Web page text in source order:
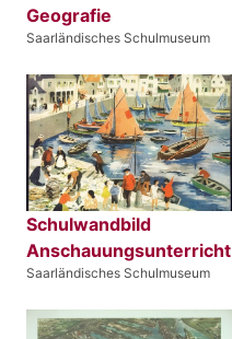
Geografie
Saarländisches Schulmuseum
Schulwandbild
Anschauungsunterricht
Saarländisches Schulmuseum